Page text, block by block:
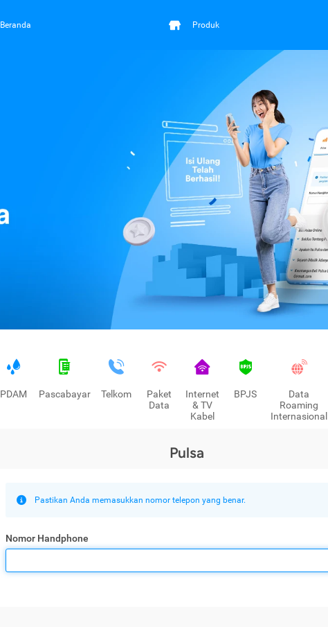
Beranda Produk
PDAM Pascabayar Telkom
Paket
Data
Internet
& TV
Kabel
BPJS
Data
Roaming
Internasional
Pulsa
Pastikan Anda memasukkan nomor telepon yang benar.
Nomor Handphone